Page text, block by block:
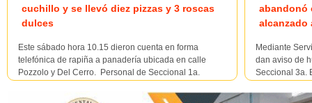
cuchillo y se llevó diez pizzas y 3 roscas
dulces
Este sábado hora 10.15 dieron cuenta en forma
telefónica de rapiña a panadería ubicada en calle
Pozzolo y Del Cerro. Personal de Seccional 1a.
ingresó un masculino al comercio pidiéndole algo para
abandonó
alcanzado
Mediante
dan aviso de
Seccional 3a.
personas